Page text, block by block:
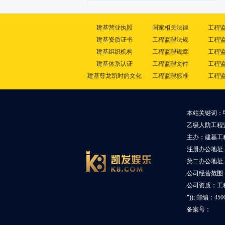
建基营业执照
建基资质证书
建基组织机构
建基体系认证
建基尊龙凯时的文化
国家相关法律
工程监理法规
工程监理规章
工程监理文件
工程监理标准
工程
工程
工程
工程
工程
本站关键词：
乙级人防工程
主办：建基
注册办公地址
第二办公地址
公司经营范围
公司资质：工
")); 邮编：
备案号：